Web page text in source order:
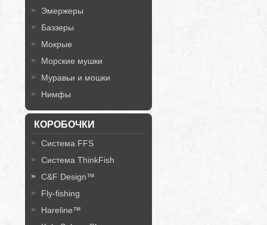
Эмержеры
Баззеры
Мокрые
Морские мушки
Муравьи и мошки
Нимфы
КОРОБОЧКИ
Система FFS
Система ThinkFish
C&F Design™
Fly-fishing
Hareline™